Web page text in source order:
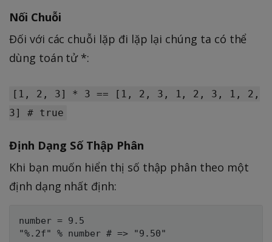
Nối Chuỗi
Đối với các chuỗi lặp đi lặp lại chúng ta có thể
dùng toán tử *:
[1, 2, 3] * 3 == [1, 2, 3, 1, 2, 3, 1, 2,
3] # true
Định Dạng Số Thập Phân
Khi bạn muốn hiển thị số thập phân theo một
định dạng nhất định:
number = 9.5